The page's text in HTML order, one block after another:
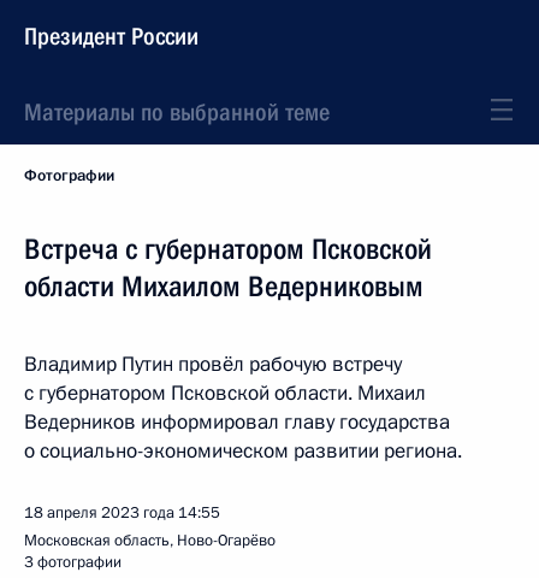
Президент России
Материалы по выбранной теме
Фотографии
Встреча с губернатором Псковской
области Михаилом Ведерниковым
Владимир Путин провёл рабочую встречу
с губернатором Псковской области. Михаил
Ведерников информировал главу государства
о социально-экономическом развитии региона.
18 апреля 2023 года 14:55
Московская область, Ново-Огарёво
3 фотографии